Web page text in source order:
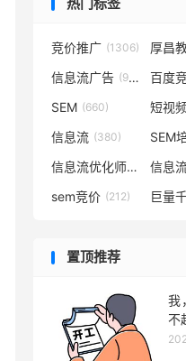
竞价推广 (1306) 厚昌
信息流广告 (932) 百度
SEM (660) 短视
信息流 (380) SEM
信息流优化师(291)信息
sem竞价 (212) 巨量
置顶推荐
我
不